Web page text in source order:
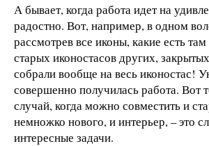
А бывает, когда работа идет на
радостно. Вот, например, в одном
рассмотрев все иконы, какие есть
старых иконостасов других,
собрали вообще на весь иконостас!
совершенно получилась работа. Вот
случай, когда можно совместить и
немножко нового, и интерьер, – это
интересные задачи.